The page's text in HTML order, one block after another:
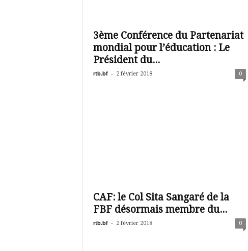
3ème Conférence du Partenariat
mondial pour l’éducation : Le
Président du...
rtb.bf - 2 février 2018 0
CAF: le Col Sita Sangaré de la
FBF désormais membre du...
rtb.bf - 2 février 2018 0